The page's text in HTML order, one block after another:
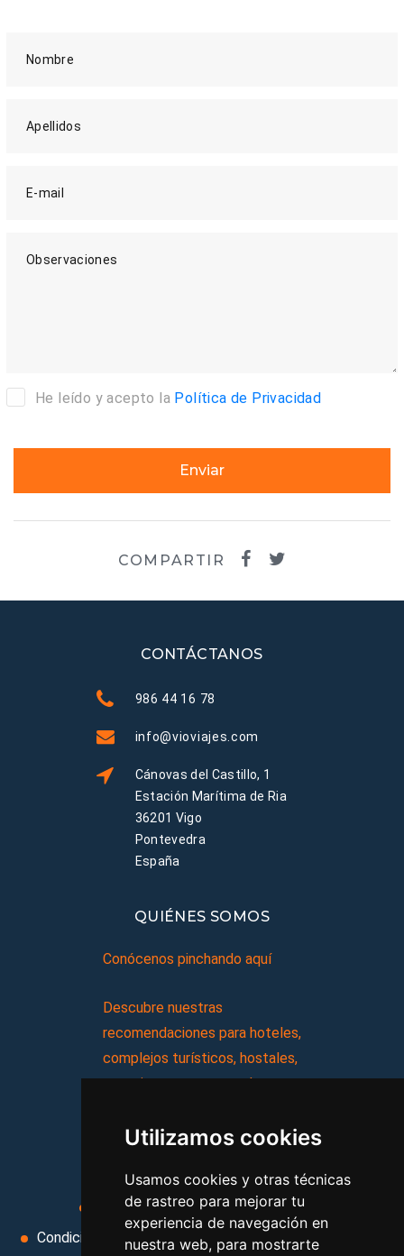
Utilizamos cookies
Usamos cookies y otras técnicas
de rastreo para mejorar tu
experiencia de navegación en
nuestra web, para mostrarte
Nombre
Apellidos
E-mail
Observaciones
He leído y acepto la Política de Privacidad
Enviar
COMPARTIR
CONTÁCTANOS
986 44 16 78
info@vioviajes.com
Cánovas del Castillo, 1
Estación Marítima de Ria
36201 Vigo
Pontevedra
España
QUIÉNES SOMOS
Conócenos pinchando aquí
Descubre nuestras
recomendaciones para hoteles,
complejos turísticos, hostales,
vacaciones, paquetes de
Aviso legal
Condiciones de uso
Condiciones Generales
Ley de Viajes Combinados